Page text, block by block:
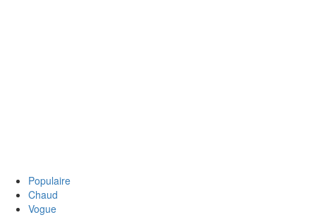
Populaire
Chaud
Vogue